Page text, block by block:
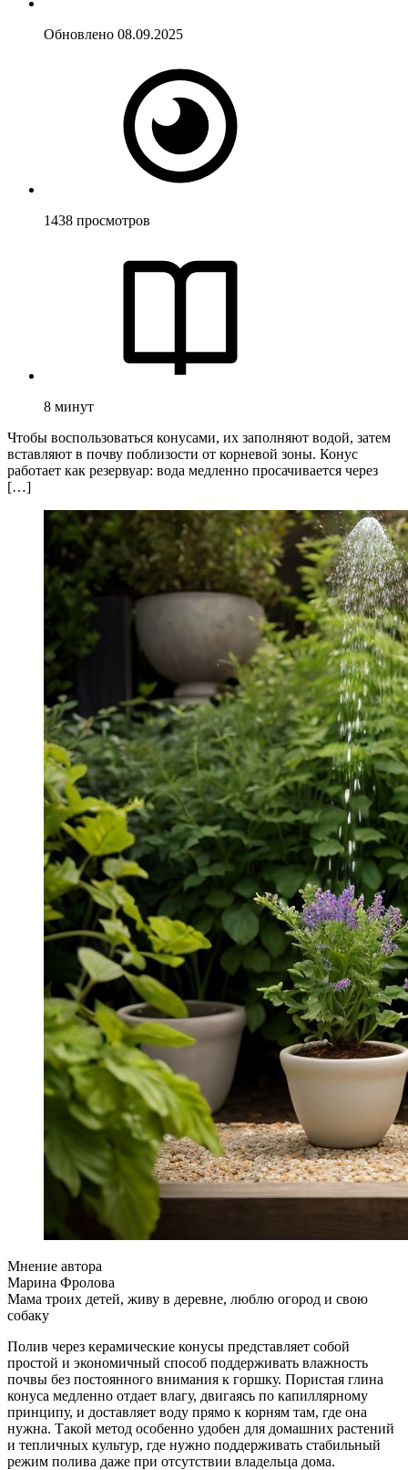
Обновлено 08.09.2025
1438 просмотров
8 минут
Чтобы воспользоваться конусами, их заполняют водой, затем
вставляют в почву поблизости от корневой зоны. Конус
работает как резервуар: вода медленно просачивается через
[…]
Мнение автора
Марина Фролова
Мама троих детей, живу в деревне, люблю огород и свою
собаку
Полив через керамические конусы представляет собой
простой и экономичный способ поддерживать влажность
почвы без постоянного внимания к горшку. Пористая глина
конуса медленно отдает влагу, двигаясь по капиллярному
принципу, и доставляет воду прямо к корням там, где она
нужна. Такой метод особенно удобен для домашних растений
и тепличных культур, где нужно поддерживать стабильный
режим полива даже при отсутствии владельца дома.